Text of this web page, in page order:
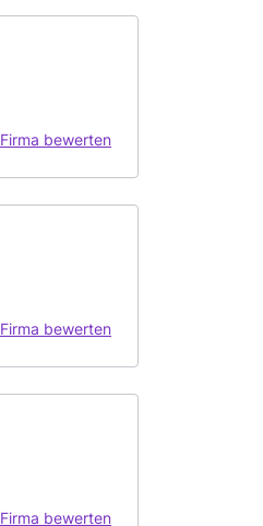
Firma bewerten
Firma bewerten
Firma bewerten